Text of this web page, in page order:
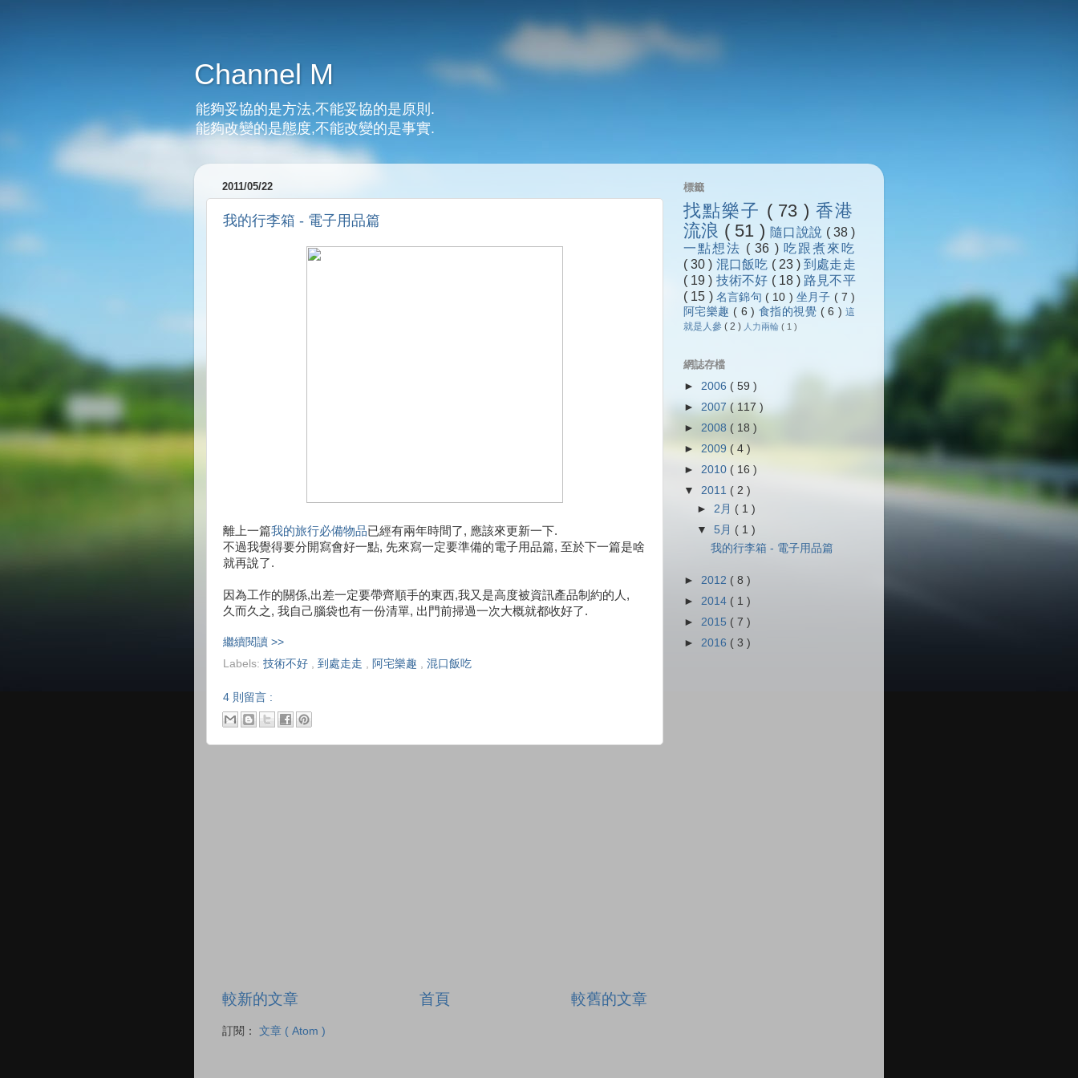
Channel M
能夠妥協的是方法,不能妥協的是原則.
能夠改變的是態度,不能改變的是事實.
2011/05/22
我的行李箱 - 電子用品篇
離上一篇我的旅行必備物品已經有兩年時間了, 應該來更新一下.
不過我覺得要分開寫會好一點, 先來寫一定要準備的電子用品篇, 至於下一篇是啥
就再說了.
因為工作的關係,出差一定要帶齊順手的東西,我又是高度被資訊產品制約的人,
久而久之, 我自己腦袋也有一份清單, 出門前掃過一次大概就都收好了.
繼續閱讀 >>
Labels: 技術不好 到處走走 阿宅樂趣 混口飯吃
4 則留言 :
較新的文章 較舊的文章
首頁
訂閱： 文章 ( Atom )
標籤
找點樂子 ( 73 )香港
流浪 ( 51 ) 隨口說說 ( 38 )
一點想法 ( 36 ) 吃跟煮來吃
( 30 ) 混口飯吃 ( 23 )到處走走
( 19 ) 技術不好 ( 18 ) 路見不平
( 15 ) 名言錦句 ( 10 ) 坐月子 ( 7 )
阿宅樂趣 ( 6 ) 食指的視覺 ( 6 )這
就是人參 ( 2 ) 人力兩輪 ( 1 )
網誌存檔
► 2006 ( 59 )
► 2007 ( 117 )
► 2008 ( 18 )
► 2009 ( 4 )
► 2010 ( 16 )
▼ 2011 ( 2 )
►2月 ( 1 )
▼5月 ( 1 )
我的行李箱 - 電子用品篇
► 2012 ( 8 )
► 2014 ( 1 )
► 2015 ( 7 )
► 2016 ( 3 )